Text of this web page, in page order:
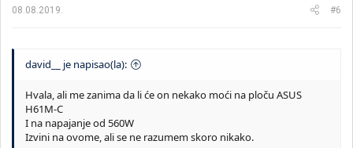
:
08.08.2019. #6
david__ je napisao(la):
Hvala, ali me zanima da li će on nekako moći na ploču ASUS
H61M-C
I na napajanje od 560W
Izvini na ovome, ali se ne razumem skoro nikako.